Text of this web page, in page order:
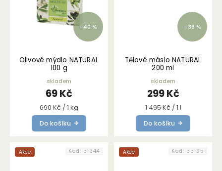
–40 %
Olivové mýdlo NATURAL
100 g
skladem
69 Kč
Měrná
cena:
690 Kč / 1 kg
Do košíku
–36 %
Tělové máslo NATURAL
200 ml
skladem
299 Kč
Měrná
cena:
1 495 Kč / 1 l
Do košíku
Akce Kód: 31344 Akce Kód: 33165